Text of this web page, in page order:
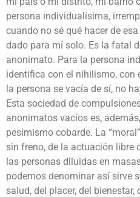
persona individualísima,
cuando no sé qué hacer de
dado para mí solo. Es la fatal
anonimato. Para la persona
identifica con el nihilismo, con
la persona se vacía de sí, no
Esta sociedad de
anonimatos vacíos es,
pesimismo cobarde. La
sin freno, de la actuación libre
las personas diluidas en
podemos denominar así sirve
salud, del placer, del bienestar,